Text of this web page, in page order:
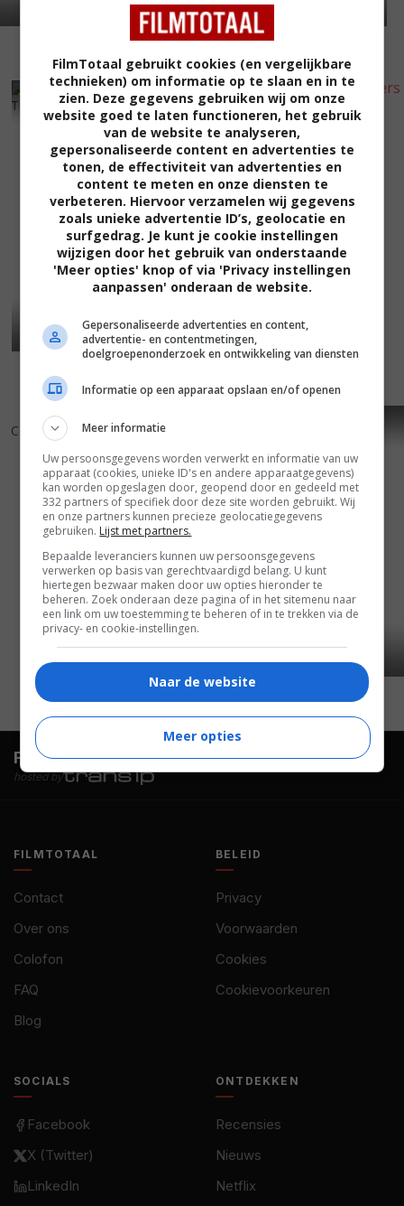
9
The Parallax View (1974) 5,1
Last of the Red Hot Lovers
(1972)
,0
Catch-22 (1970)
FilmTotaal.Hét online filmoverzicht.
hosted by
FILMTOTAAL
Contact
Over ons
Colofon
FAQ
Blog
BELEID
Privacy
Voorwaarden
Cookies
Cookievoorkeuren
SOCIALS
Facebook
X (Twitter)
LinkedIn
ONTDEKKEN
Recensies
Nieuws
Netflix
FilmTotaal gebruikt cookies (en vergelijkbare
technieken) om informatie op te slaan en in te
zien. Deze gegevens gebruiken wij om onze
website goed te laten functioneren, het gebruik
van de website te analyseren,
gepersonaliseerde content en advertenties te
tonen, de effectiviteit van advertenties en
content te meten en onze diensten te
verbeteren. Hiervoor verzamelen wij gegevens
zoals unieke advertentie ID’s, geolocatie en
surfgedrag. Je kunt je cookie instellingen
wijzigen door het gebruik van onderstaande
'Meer opties' knop of via 'Privacy instellingen
aanpassen' onderaan de website.
Gepersonaliseerde advertenties en content,
advertentie- en contentmetingen,
doelgroepenonderzoek en ontwikkeling van diensten
Informatie op een apparaat opslaan en/of openen
Meer informatie
Uw persoonsgegevens worden verwerkt en informatie van uw
apparaat (cookies, unieke ID's en andere apparaatgegevens)
kan worden opgeslagen door, geopend door en gedeeld met
332 partners of specifiek door deze site worden gebruikt. Wij
en onze partners kunnen precieze geolocatiegegevens
gebruiken. Lijst met partners.
Bepaalde leveranciers kunnen uw persoonsgegevens
verwerken op basis van gerechtvaardigd belang. U kunt
hiertegen bezwaar maken door uw opties hieronder te
beheren. Zoek onderaan deze pagina of in het sitemenu naar
een link om uw toestemming te beheren of in te trekken via de
privacy- en cookie-instellingen.
Naar de website
Meer opties